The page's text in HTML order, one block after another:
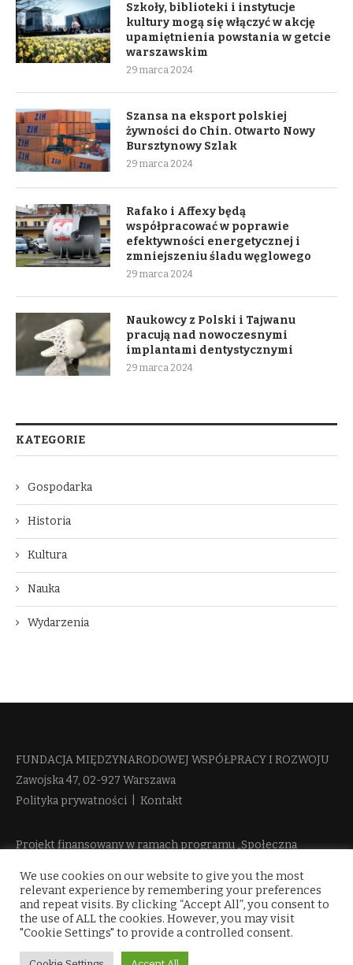
Szkoły, biblioteki i instytucje
kultury mogą się włączyć w akcję
upamiętnienia powstania w getcie
warszawskim
29 marca 2024
Szansa na eksport polskiej
żywności do Chin. Otwarto Nowy
Bursztynowy Szlak
29 marca 2024
Rafako i Affexy będą
współpracować w poprawie
efektywności energetycznej i
zmniejszeniu śladu węglowego
29 marca 2024
Naukowcy z Polski i Tajwanu
pracują nad nowoczesnymi
implantami dentystycznymi
29 marca 2024
KATEGORIE
Gospodarka
Historia
Kultura
Nauka
Wydarzenia
FUNDACJA MIĘDZYNARODOWEJ WSPÓŁPRACY I ROZWOJU​
Zawojska 47, 02-927 Warszawa
Polityka prywatności
Kontakt
Projekt finansowany w ramach programu „Społeczna
więcej informacji
We use cookies on our website to give you the most
relevant experience by remembering your preferences
and repeat visits. By clicking “Accept All”, you consent to
the use of ALL the cookies. However, you may visit
"Cookie Settings" to provide a controlled consent.